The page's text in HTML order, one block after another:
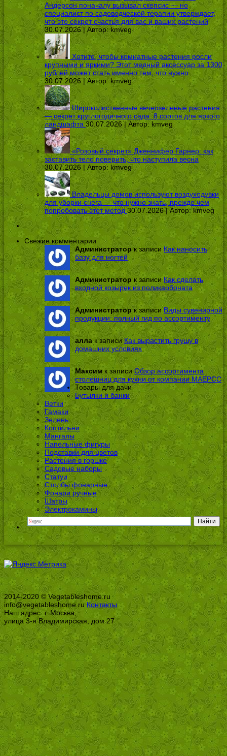
Андерсон поначалу вызывал скепсис — но
специалист по садоводческой терапии утверждает,
что это секрет счастья для вас и ваших растений
30.07.2026 | Автор:kmveg
Хотите, чтобы комнатные растения росли
крупными и яркими? Этот медный аксессуар за 1300
рублей может стать именно тем, что нужно
30.07.2026 | Автор: kmveg
Широколиственные вечнозеленые растения
— секрет круглогодичного сада: 8 сортов для яркого
ландшафта 30.07.2026 | Автор:kmveg
«Розовый секрет» Дженнифер Гарнер: как
заставить тело поверить, что наступила весна
30.07.2026 | Автор: kmveg
Владельцы домов используют воздуходувки
для уборки снега — что нужно знать, прежде чем
попробовать этот метод 30.07.2026 | Автор: kmveg
Свежие комментарии
Администраторк записиКак наносить
базу для ногтей
Администраторк записиКак сделать
входной козырек из поликарбоната
Администраторк записиВиды сувенирной
продукции: полный гид по ассортименту
аллак записиКак вырастить грушу в
домашних условиях
Максимк записиОбзор ассортимента
столешниц для кухни от компании МАЕРСС
Товары для дачи
Бутылки и банки
Ветки
Гамаки
Зелень
Коптильни
Мангалы
Напольные фигуры
Подставки для цветов
Растения в горшке
Садовые наборы
Статуи
Столбы фонарные
Фонари ручные
Шатры
Электрокамины
2014-2020 © Vegetableshome.ru
info@vegetableshome.ru Контакты
Наш адрес: г. Москва,
улица 3-я Владимирская, дом 27